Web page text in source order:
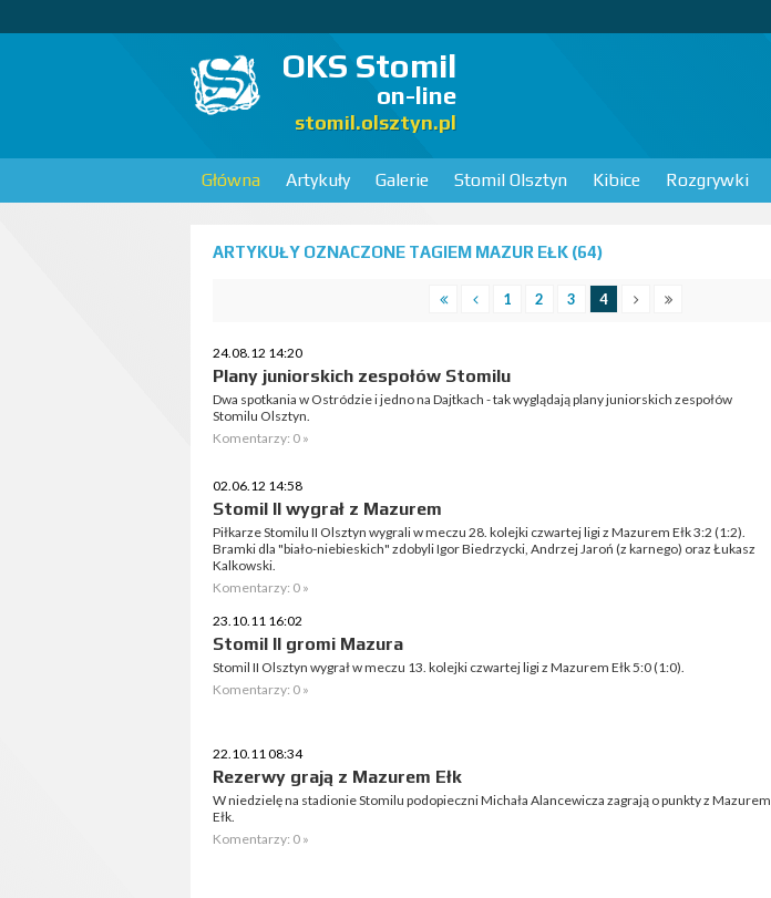
OKS Stomil
on-line
stomil.olsztyn.pl
Główna Artykuły Galerie Stomil Olsztyn Kibice Rozgrywki
ARTYKUŁY OZNACZONE TAGIEM MAZUR EŁK (64)
1 2 3 4
24.08.12 14:20
Plany juniorskich zespołów Stomilu
Dwa spotkania w Ostródzie i jedno na Dajtkach - tak wyglądają plany juniorskich zespołów
Stomilu Olsztyn.
Komentarzy: 0 »
02.06.12 14:58
Stomil II wygrał z Mazurem
Piłkarze Stomilu II Olsztyn wygrali w meczu 28. kolejki czwartej ligi z Mazurem Ełk 3:2 (1:2).
Bramki dla "biało-niebieskich" zdobyli Igor Biedrzycki, Andrzej Jaroń (z karnego) oraz Łukasz
Kalkowski.
Komentarzy: 0 »
23.10.11 16:02
Stomil II gromi Mazura
Stomil II Olsztyn wygrał w meczu 13. kolejki czwartej ligi z Mazurem Ełk 5:0 (1:0).
Komentarzy: 0 »
22.10.11 08:34
Rezerwy grają z Mazurem Ełk
W niedzielę na stadionie Stomilu podopieczni Michała Alancewicza zagrają o punkty z Mazurem
Ełk.
Komentarzy: 0 »